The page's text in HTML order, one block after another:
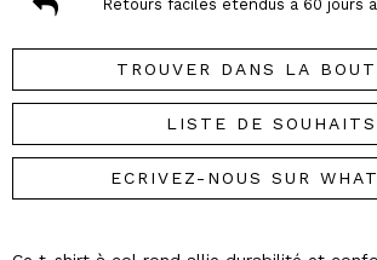
Retours faciles étendus à 60 jours
TROUVER DANS LA
LISTE DE SOUHAITS
ECRIVEZ-NOUS SUR